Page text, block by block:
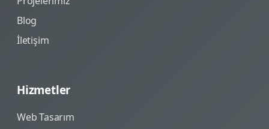
Blog
İletişim
Hizmetler
Web Tasarım